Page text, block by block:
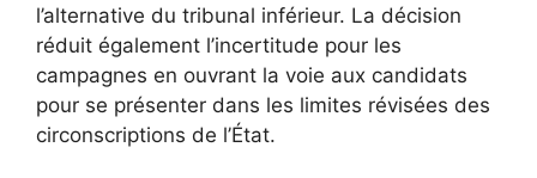
l’alternative du tribunal inférieur. La décision
réduit également l’incertitude pour les
campagnes en ouvrant la voie aux candidats
pour se présenter dans les limites révisées des
circonscriptions de l’État.